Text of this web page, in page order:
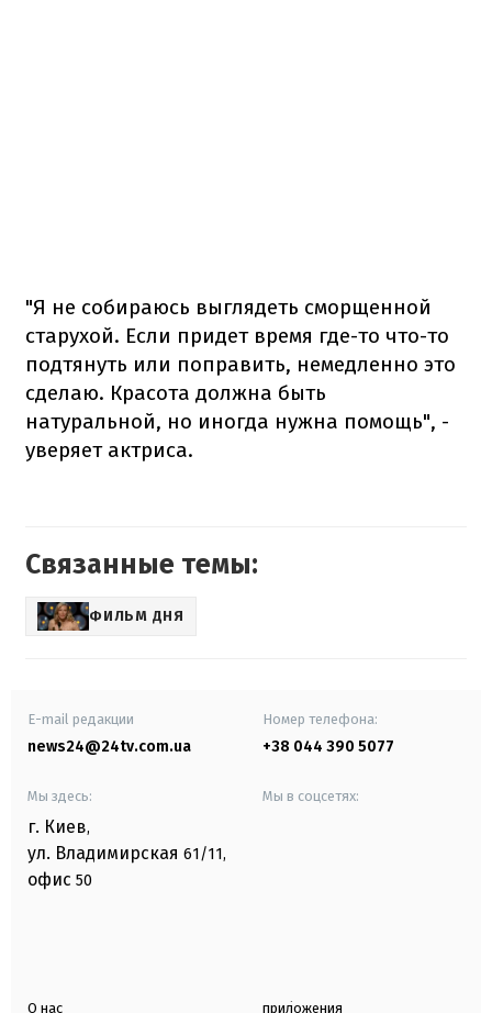
"Я не собираюсь выглядеть сморщенной
старухой. Если придет время где-то что-то
подтянуть или поправить, немедленно это
сделаю. Красота должна быть
натуральной, но иногда нужна помощь", -
уверяет актриса.
Связанные темы:
ФИЛЬМ ДНЯ
E-mail редакции
news24@24tv.com.ua
Номер телефона:
+38 044 390 5077
Мы здесь:
г. Киев,
ул. Владимирская 61/11,
офис 50
Мы в соцсетях:
О нас приложения